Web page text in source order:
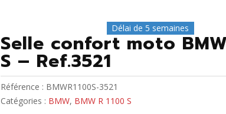
Délai de 5 semaines
Selle confort moto
S – Ref.3521
Référence : BMWR1100S-3521
Catégories : BMW, BMW R 1100 S